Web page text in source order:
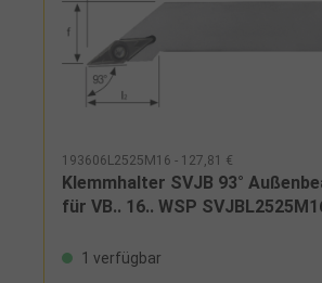
193606L2525M16 - 127,81 €
Klemmhalter SVJB 93°
für VB.. 16.. WSP
1 verfügbar